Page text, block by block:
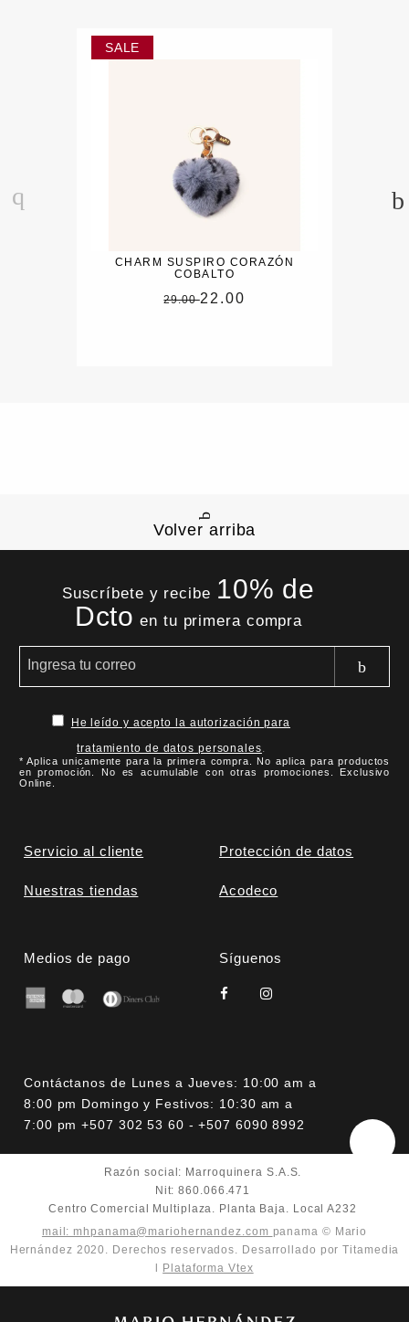
CHARM SUSPIRO CORAZÓN
COBALTO
29.0022.00
Volver arriba
Suscríbete y recibe 10% de
Dcto en tu primera compra
He leído y acepto la autorización para
tratamiento de datos personales.
* Aplica unicamente para la primera compra. No aplica para productos
en promoción. No es acumulable con otras promociones. Exclusivo
Online.
Servicio al cliente Protección de datos
Nuestras tiendas Acodeco
Medios de pago Síguenos
Contáctanos de Lunes a Jueves: 10:00 am a
8:00 pm Domingo y Festivos: 10:30 am a
7:00 pm +507 302 53 60 - +507 6090 8992
Razón social: Marroquinera S.A.S.
Nit: 860.066.471
Centro Comercial Multiplaza. Planta Baja. Local A232
mail: mhpanama@mariohernandez.com panama © Mario
Hernández 2020. Derechos reservados. Desarrollado por Titamedia
Plataforma Vtex